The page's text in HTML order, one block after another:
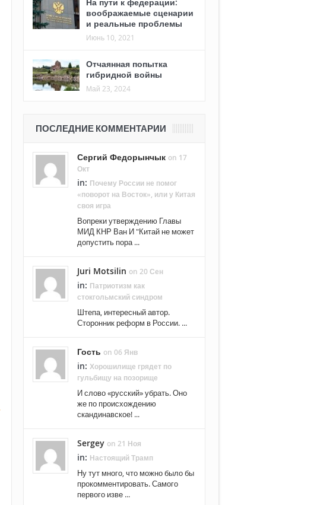
воображаемые сценарии
и реальные проблемы
Июнь 10, 2021
Отчаянная попытка
гибридной войны
Май 23, 2024
ПОСЛЕДНИЕ КОММЕНТАРИИ
Сергий Федорынчык on 17
Окт
in: Почему России не помог
«поворот на Восток», или у Китая
своя игра
Вопреки утверждению Главы
МИД КНР Ван И "Китай не может
допустить пора ...
Juri Motsilin on 20 Сен
in: Патриотизм как
стокгольмский синдром
Штепа, интересный автор.
Сторонник реформ в России. ...
Гость on 06 Янв
in: Хорошилище грядет по
гульбищу на позорище
И слово «русский» убрать. Оно
же по происхождению
скандинавское! ...
Sergey on 21 Ноя
in: Настоящий Трамп
Ну тут много, что можно было бы
прокомментировать. Самого
первого изве ...